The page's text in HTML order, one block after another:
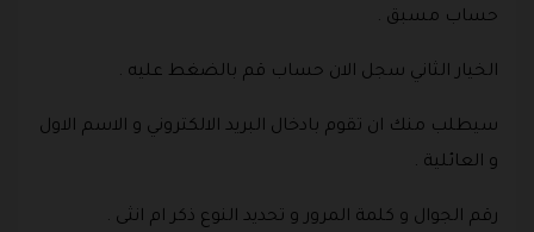
حساب مسبق .
الخيار الثاني سجل الان حساب قم بالضغط عليه .
سيطلب منك ان تقوم بادخال البريد الالكتروني و الاسم الاول
و العائلية .
رقم الجوال و كلمة المرور و تحديد النوع ذكر ام انثى .